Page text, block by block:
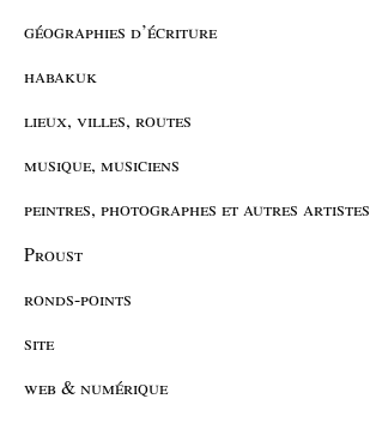
géographies d’écriture
habakuk
lieux, villes, routes
musique, musiciens
peintres, photographes et autres artistes
Proust
ronds-points
site
web & numérique